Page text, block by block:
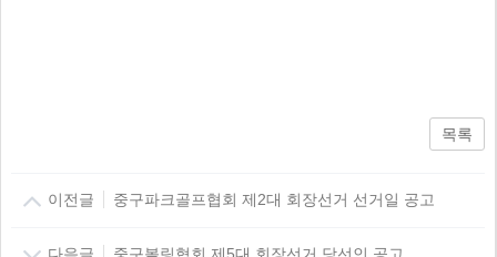
목록
이전글 중구파크골프협회 제2대 회장선거 선거일 공고